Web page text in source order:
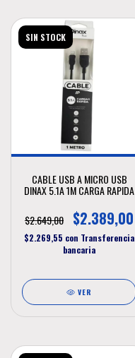
SIN STOCK
CABLE USB A MICRO USB
DINAX 5.1A 1M CARGA RAPIDA
$2.649,00
$2.389,00
$2.269,55 con Transferencia
bancaria
VER